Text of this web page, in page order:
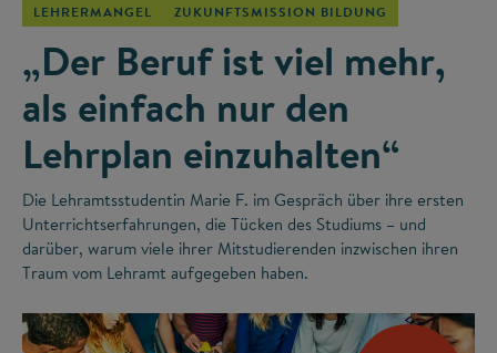
LEHRERMANGEL ZUKUNFTSMISSION BILDUNG
„Der Beruf ist viel mehr,
als einfach nur den
Lehrplan einzuhalten“
Die Lehramtsstudentin Marie F. im Gespräch über ihre ersten
Unterrichtserfahrungen, die Tücken des Studiums – und
darüber, warum viele ihrer Mitstudierenden inzwischen ihren
Traum vom Lehramt aufgegeben haben.